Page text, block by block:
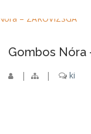
Gombos Nóra
| | ki